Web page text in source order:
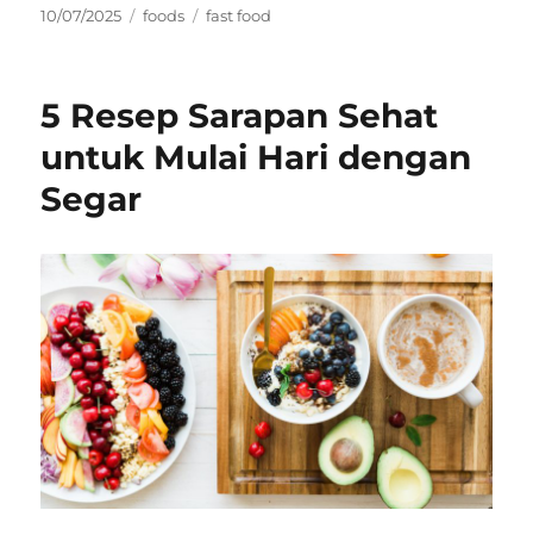
Posted
10/07/2025 Categories
foods Tags
fast food
5 Resep Sarapan Sehat
untuk Mulai Hari dengan
Segar